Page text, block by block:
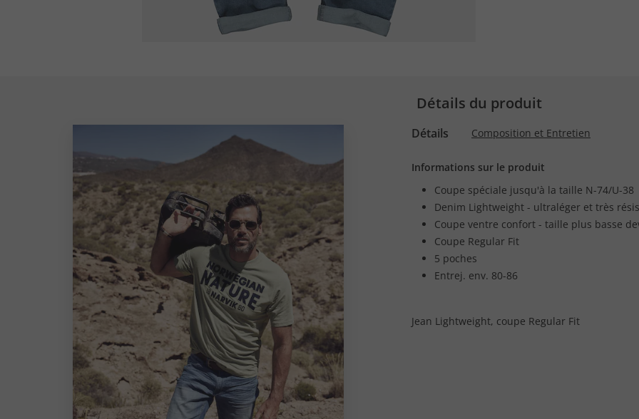
Détails du produit
Détails Composition et Entretien
Informations sur le produit
Coupe spéciale jusqu'à la taille N-74/U-38
Denim Lightweight - ultraléger et très
Coupe ventre confort - taille plus basse
Coupe Regular Fit
5 poches
Entrej. env. 80-86
Jean Lightweight, coupe Regular Fit